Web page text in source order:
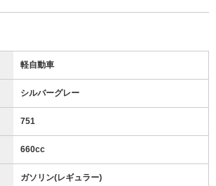
軽自動車
シルバーグレー
751
660cc
ガソリン(レギュラー)